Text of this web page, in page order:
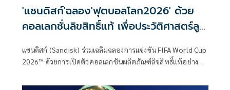
'แซนดิสก์'ฉลอง'ฟุตบอลโลก2026' ด้วย
คอลเลกชั่นลิขสิทธิ์แท้ เพื่อประวัติศาสตร์ลูก
แซนดิสก์ (Sandisk) ร่วมเฉลิมฉลองการแข่งขัน FIFA World Cup
2026™ ด้วยการเปิดตัวคอลเลกชันผลิตภัณฑ์ลิขสิทธิ์แท้อย่าง
โจทย์หนึ่งในมหกรรมกีฬาที่สร้างการบันทึกและแบ่งปันคอน